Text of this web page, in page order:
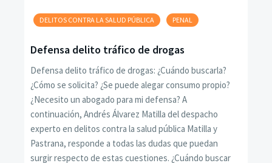
DELITOS CONTRA LA SALUD PÚBLICA PENAL
Defensa delito tráfico de drogas
Defensa delito tráfico de drogas: ¿Cuándo buscarla?
¿Cómo se solicita? ¿Se puede alegar consumo propio?
¿Necesito un abogado para mi defensa? A
continuación, Andrés Álvarez Matilla del despacho
experto en delitos contra la salud pública Matilla y
Pastrana, responde a todas las dudas que puedan
surgir respecto de estas cuestiones. ¿Cuándo buscar